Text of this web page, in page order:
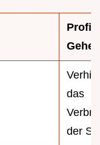
Profi
das
der